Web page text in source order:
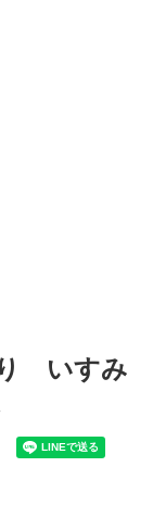
り いすみ